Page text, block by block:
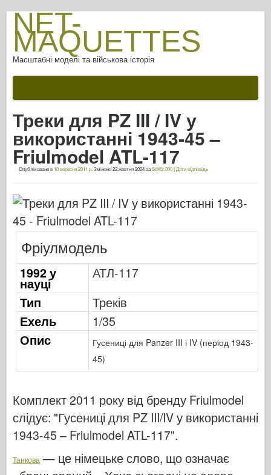
NET-
MAQUETTES
Масштабні моделі та військова історія
Після битви
Зброя АФВ
Осі союзників
Обладунки фотогалерея
Конкорд
Гайки та болти
Моделювання Оспрея
Видавництво Оспрей
Сигнал ескадрильї
Танкові потужності
Вантажівки та танки
Ваффен-Арсенал
Вайдавніктво Міліціярія
Академії
Моделі тузів
Повітрянийфікс
Треки для PZ III / IV у
використанні 1943-45 –
Friulmodel ATL-117
Опубліковано в 10 вересня 2011 р. Змінено22 жовтня 2024заSdKfz.000| Дати відповідь
Фріулмодель
1992 у
науці
АТЛ-117
Тип
Треків
Ехель
1/35
Опис
Гусениці для Panzer III і IV (період 1943-
45)
Комплект 2011 року від бренду Friulmodel
слідує: "Гусениці для PZ III/IV у використанні
1943-45 – Friulmodel ATL-117".
Танкова — це німецьке слово, що означає